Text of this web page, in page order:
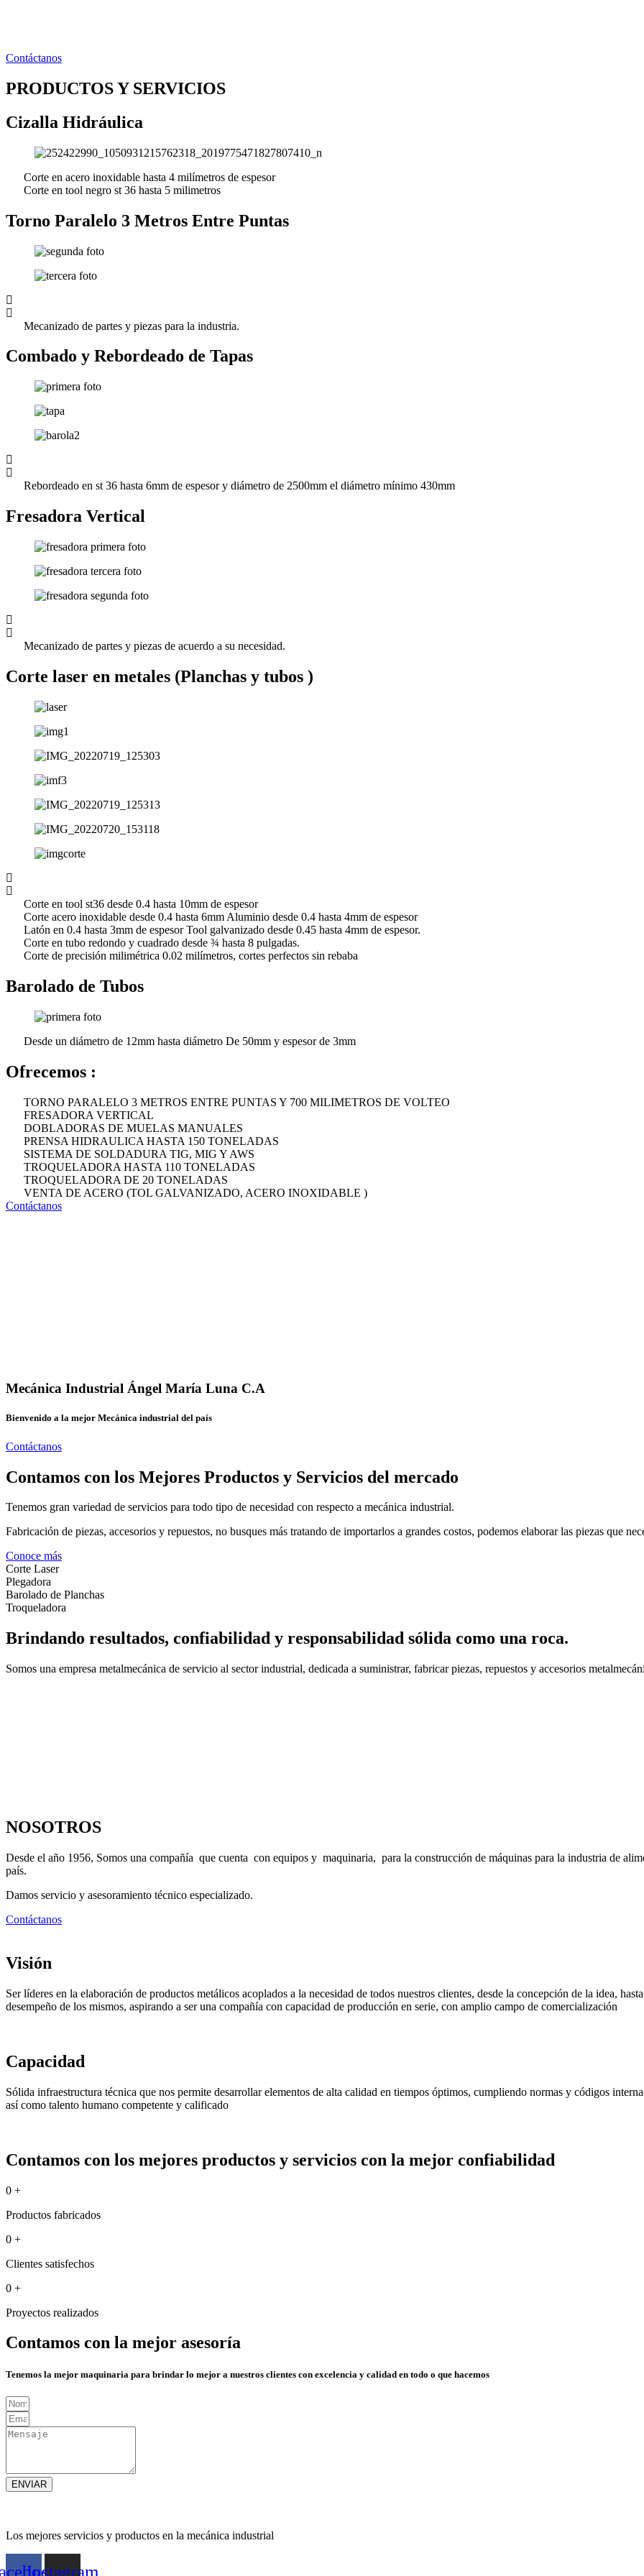
Contáctanos
PRODUCTOS Y SERVICIOS
Cizalla Hidráulica
Corte en acero inoxidable hasta 4 milímetros de espesor
Corte en tool negro st 36 hasta 5 milimetros
Torno Paralelo 3 Metros Entre Puntas
Mecanizado de partes y piezas para la industria.
Combado y Rebordeado de Tapas
Rebordeado en st 36 hasta 6mm de espesor y diámetro de 2500mm el diámetro mínimo 430mm
Fresadora Vertical
Mecanizado de partes y piezas de acuerdo a su necesidad.
Corte laser en metales (Planchas y tubos )
Corte en tool st36 desde 0.4 hasta 10mm de espesor
Corte acero inoxidable desde 0.4 hasta 6mm Aluminio desde 0.4 hasta 4mm de espesor
Latón en 0.4 hasta 3mm de espesor Tool galvanizado desde 0.45 hasta 4mm de espesor.
Corte en tubo redondo y cuadrado desde ¾ hasta 8 pulgadas.
Corte de precisión milimétrica 0.02 milímetros, cortes perfectos sin rebaba
Barolado de Tubos
Desde un diámetro de 12mm hasta diámetro De 50mm y espesor de 3mm
Ofrecemos :
TORNO PARALELO 3 METROS ENTRE PUNTAS Y 700 MILIMETROS DE VOLTEO
FRESADORA VERTICAL
DOBLADORAS DE MUELAS MANUALES
PRENSA HIDRAULICA HASTA 150 TONELADAS
SISTEMA DE SOLDADURA TIG, MIG Y AWS
TROQUELADORA HASTA 110 TONELADAS
TROQUELADORA DE 20 TONELADAS
VENTA DE ACERO (TOL GALVANIZADO, ACERO INOXIDABLE )
Contáctanos
Mecánica Industrial Ángel María Luna C.A
Bienvenido a la mejor Mecánica industrial del país
Contáctanos
Contamos con los Mejores Productos y Servicios del mercado
Tenemos gran variedad de servicios para todo tipo de necesidad con respecto a mecánica industrial.
Fabricación de piezas, accesorios y repuestos, no busques más tratando de importarlos a grandes costos, podemos elaborar las piezas que
Conoce más
Corte Laser
Plegadora
Barolado de Planchas
Troqueladora
Brindando resultados, confiabilidad y responsabilidad sólida como una roca.
Somos una empresa metalmecánica de servicio al sector industrial, dedicada a suministrar, fabricar piezas, repuestos y accesorios
NOSOTROS
Desde el año 1956, Somos una compañía que cuenta con equipos y maquinaria, para la construcción de máquinas para la industria de
país.
Damos servicio y asesoramiento técnico especializado.
Contáctanos
Visión
Ser líderes en la elaboración de productos metálicos acoplados a la necesidad de todos nuestros clientes, desde la concepción de la idea,
desempeño de los mismos, aspirando a ser una compañía con capacidad de producción en serie, con amplio campo de comercialización
Capacidad
Sólida infraestructura técnica que nos permite desarrollar elementos de alta calidad en tiempos óptimos, cumpliendo normas y códigos
así como talento humano competente y calificado
Contamos con los mejores productos y servicios con la mejor confiabilidad
0 +
Productos fabricados
0 +
Clientes satisfechos
0 +
Proyectos realizados
Contamos con la mejor asesoría
Tenemos la mejor maquinaria para brindar lo mejor a nuestros clientes con excelencia y calidad en todo o que hacemos
ENVIAR
Los mejores servicios y productos en la mecánica industrial
Instagram